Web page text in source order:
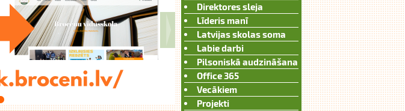
Direktores sleja
Līderis manī
Latvijas skolas soma
Labie darbi
Pilsoniskā audzināšana
Office 365
Vecākiem
Projekti